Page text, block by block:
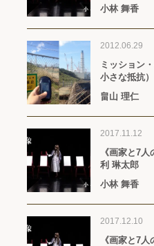
小林 舞香
2012.06.29
ミッション
小さな抵抗）
畠山 理仁
2017.11.12
《画家と7
利 琳太郎
小林 舞香
2017.12.10
《画家と7